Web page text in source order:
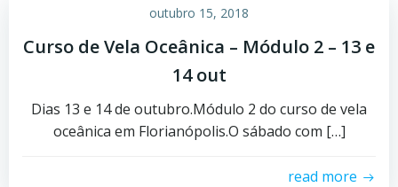
outubro 15, 2018
Curso de Vela Oceânica – Módulo 2 – 13 e
14 out
Dias 13 e 14 de outubro.Módulo 2 do curso de vela
oceânica em Florianópolis.O sábado com […]
read more